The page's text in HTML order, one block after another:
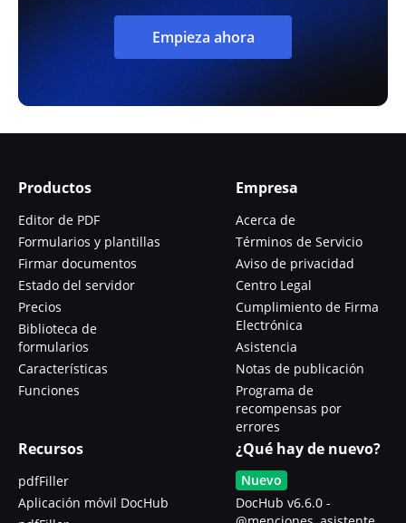
Empieza ahora
Productos
Editor de PDF
Formularios y plantillas
Firmar documentos
Estado del servidor
Precios
Biblioteca de
formularios
Características
Funciones
Empresa
Acerca de
Términos de Servicio
Aviso de privacidad
Centro Legal
Cumplimiento de Firma
Electrónica
Asistencia
Notas de publicación
Programa de
recompensas por
errores
Recursos
pdfFiller
Aplicación móvil DocHub
¿Qué hay de nuevo?
Nuevo
DocHub v6.6.0 -